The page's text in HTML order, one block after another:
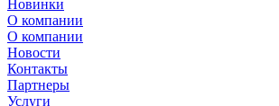
Новинки
О компании
О компании
Новости
Контакты
Партнеры
Услуги